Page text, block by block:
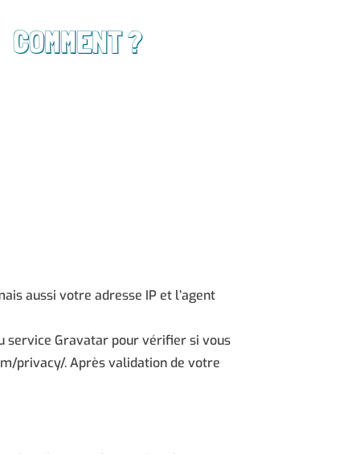
COMMENT ?
aussi votre adresse IP et l’agent
service Gravatar pour vérifier si vous
privacy/. Après validation de votre